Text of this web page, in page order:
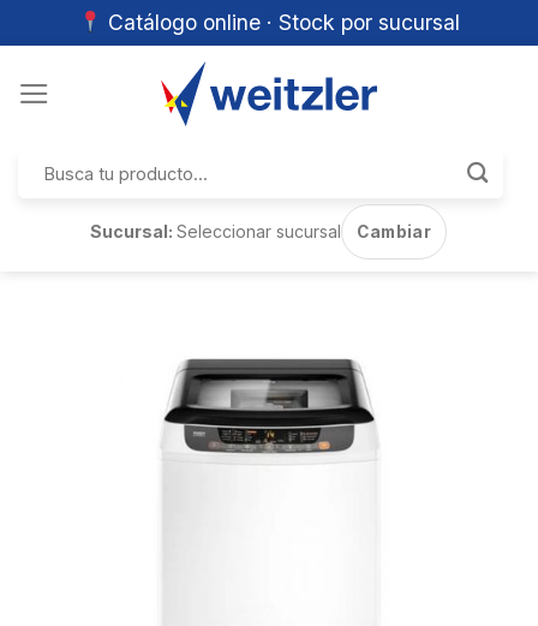
Catálogo online · Stock por sucursal
por:
Sucursal:Seleccionar sucursal Cambiar